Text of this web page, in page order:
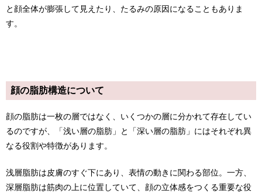
と顔全体が膨張して見えたり、たるみの原因になることもありま
す。
顔の脂肪構造について
顔の脂肪は一枚の層ではなく、いくつかの層に分かれて存在してい
るのですが、「浅い層の脂肪」と「深い層の脂肪」にはそれぞれ異
なる役割や特徴があります。
浅層脂肪は皮膚のすぐ下にあり、表情の動きに関わる部位。一方、
深層脂肪は筋肉の上に位置していて、顔の立体感をつくる重要な役